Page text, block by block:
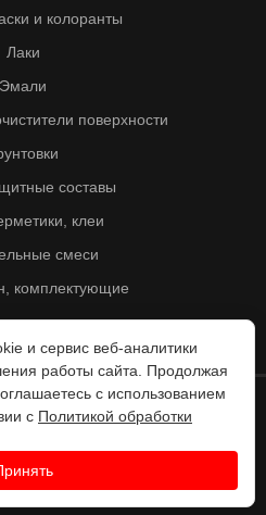
и колоранты
Лаки
Эмали
поверхности
составы
клеи
смеси
комплектующие
товары
1995 - 2026
веб-сайта -
и сервис веб-аналитики
работы сайта. Продолжая
с использованием
с Политикой обработки